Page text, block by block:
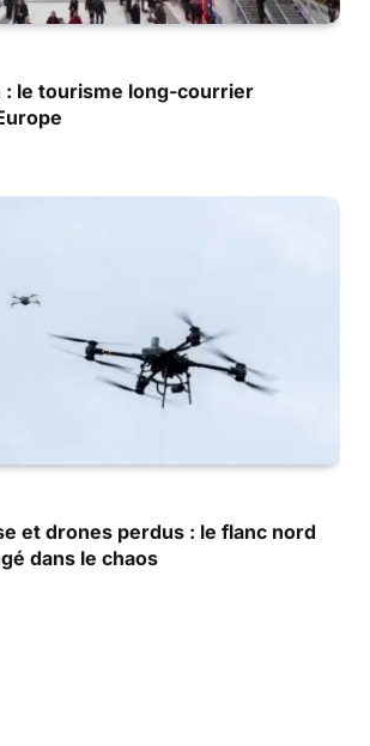
: le tourisme long-courrier
et drones perdus : le flanc nord
dans le chaos